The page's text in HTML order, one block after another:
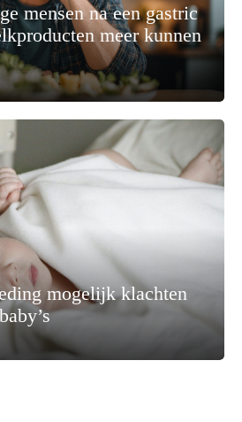
mensen na een gastric
meer kunnen
mogelijk klachten